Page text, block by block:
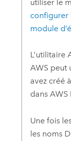
utiliser le
configurer
module
L’utilitaire
AWS peut
avez créé
dans AWS
Une fois
les noms